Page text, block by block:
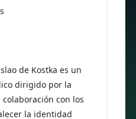
de Kostka es un
dirigido por la
colaboración con los
la identidad